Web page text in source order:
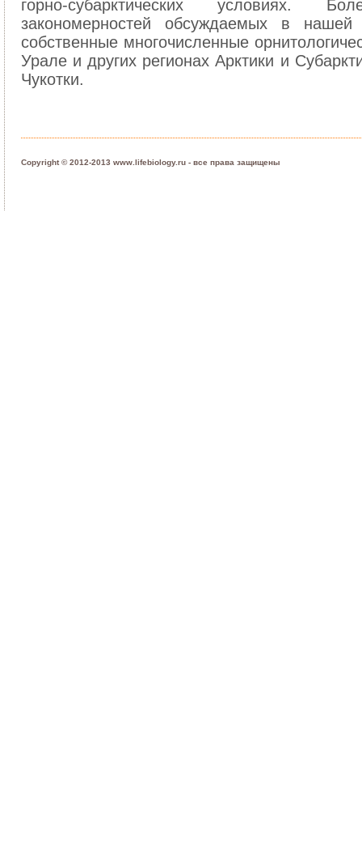
горно-субарктических условиях.
закономерностей обсуждаемых в нашей
собственные многочисленные
Урале и других регионах Арктики и
Чукотки.
Copyright © 2012-2013 www.lifebiology.ru - все права защищены